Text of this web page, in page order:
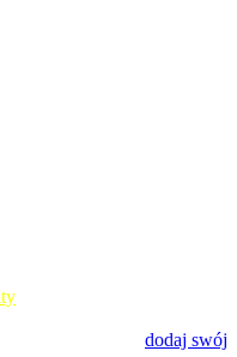
dodaj swój